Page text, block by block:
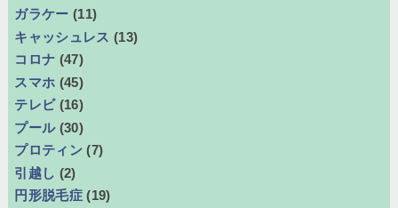
ガラケー (11)
キャッシュレス (13)
コロナ (47)
スマホ (45)
テレビ (16)
プール (30)
プロティン (7)
引越し (2)
円形脱毛症 (19)